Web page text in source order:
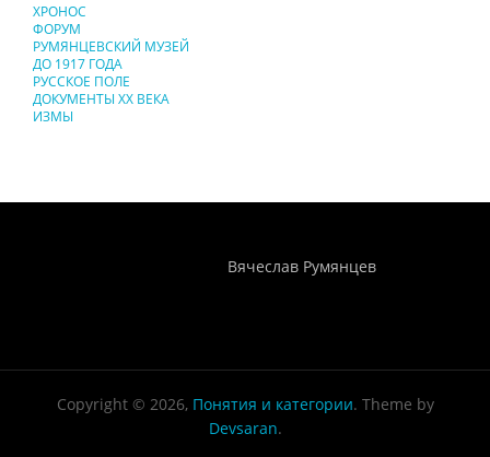
ХРОНОС
ФОРУМ
РУМЯНЦЕВСКИЙ МУЗЕЙ
ДО 1917 ГОДА
РУССКОЕ ПОЛЕ
ДОКУМЕНТЫ XX ВЕКА
ИЗМЫ
Вячеслав Румянцев
Copyright © 2026, Понятия и категории. Theme by
Devsaran.